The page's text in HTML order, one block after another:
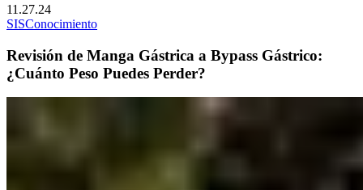
11.27.24
SISConocimiento
Revisión de Manga Gástrica a Bypass Gástrico:
¿Cuánto Peso Puedes Perder?